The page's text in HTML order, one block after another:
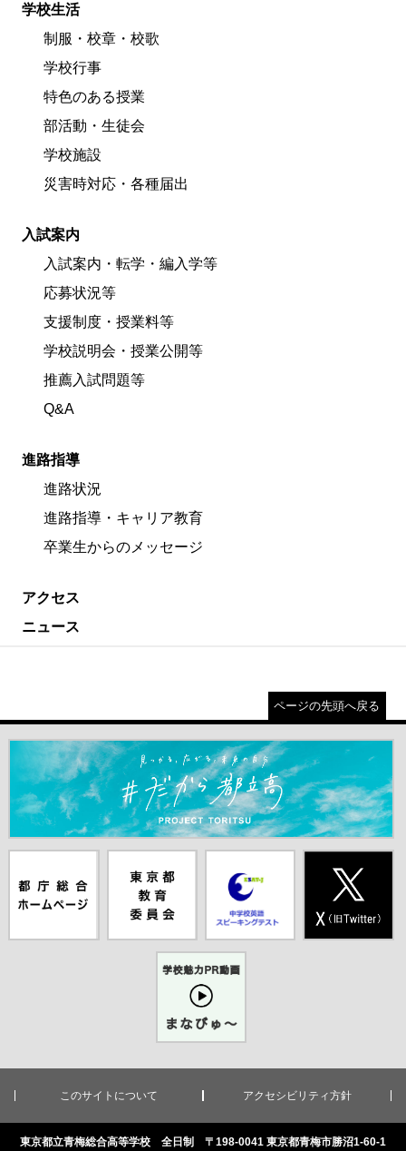
学校生活
制服・校章・校歌
学校行事
特色のある授業
部活動・生徒会
学校施設
災害時対応・各種届出
入試案内
入試案内・転学・編入学等
応募状況等
支援制度・授業料等
学校説明会・授業公開等
推薦入試問題等
Q&A
進路指導
進路状況
進路指導・キャリア教育
卒業生からのメッセージ
アクセス
ニュース
ページの先頭へ戻る
＃だから都立高（別ウインドウが開きます）
ムページ（別
ウインドウが
員会（別ウイ
ンドウが開き
ピーキングテ
スト（別ウイ
ンドウが開き
（別ウインド
ウが開きま
す）
学校魅力PR
動画まなびゅ
ー（別ウイン
ドウが開きま
このサイトについて アクセシビリティ方針
東京都立青梅総合高等学校 全日制 〒198-0041 東京都青梅市勝沼1-60-1